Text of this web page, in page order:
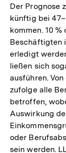
Der Prognose
künftig bei
kommen. 10
Beschäftigten
erledigt
ließen sich
ausführen.
zufolge alle
betroffen,
Auswirkung
oder
sein werden.